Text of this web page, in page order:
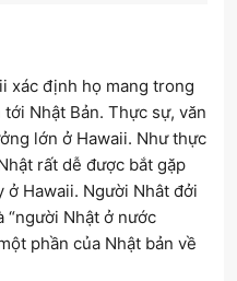
xác định họ mang trong
Nhật Bản. Thực sự, văn
lớn ở Hawaii. Như thực
rất dễ được bắt gặp
Hawaii. Người Nhât đởi
“người Nhật ở nước
phần của Nhật bản về